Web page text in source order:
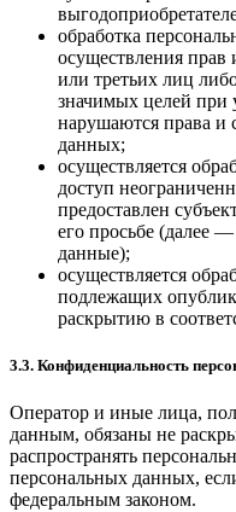
обработка
осуществления прав
или третьих лиц
значимых целей при
нарушаются права и
данных;
осуществляется
доступ
предоставлен
его просьбе (далее
данные);
осуществляется
подлежащих
раскрытию в
3.3. Конфиденциальность
Оператор и иные лица,
данным, обязаны не
распространять
персональных данных,
федеральным законом.